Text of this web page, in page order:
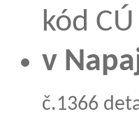
kód
v
č.1366